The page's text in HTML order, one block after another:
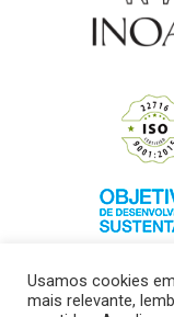
Usamos cookies
mais relevante,